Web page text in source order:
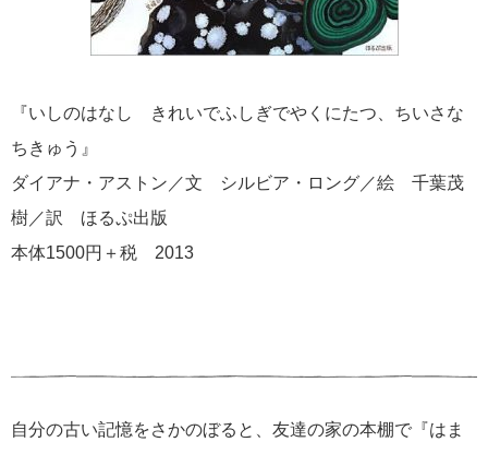
『いしのはなし きれいでふしぎでやくにたつ、ちいさな
ちきゅう』
ダイアナ・アストン／文 シルビア・ロング／絵 千葉茂
樹／訳 ほるぷ出版
本体1500円＋税 2013
自分の古い記憶をさかのぼると、友達の家の本棚で『はま